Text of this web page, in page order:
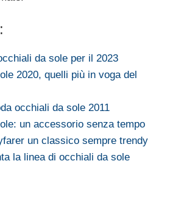
da sole per il 2023
2020, quelli più in voga del
occhiali da sole 2011
un accessorio senza tempo
un classico sempre trendy
la linea di occhiali da sole